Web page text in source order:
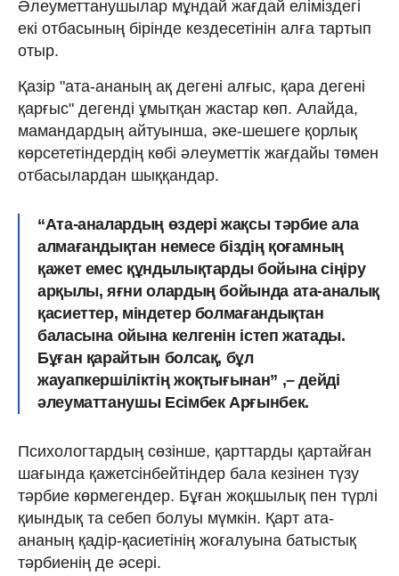
Әлеуметтанушылар мұндай жағдай еліміздегі
екі отбасының бірінде кездесетінін алға тартып
отыр.
Қазір "ата-ананың ақ дегені алғыс, қара дегені
қарғыс" дегенді ұмытқан жастар көп. Алайда,
мамандардың айтуынша, әке-шешеге қорлық
көрсететіндердің көбі әлеуметтік жағдайы төмен
отбасылардан шыққандар.
“Ата-аналардың өздері жақсы тәрбие ала
алмағандықтан немесе біздің қоғамның
қажет емес құндылықтарды бойына сіңіру
арқылы, яғни олардың бойында ата-аналық
қасиеттер, міндетер болмағандықтан
баласына ойына келгенін істеп жатады.
Бұған қарайтын болсақ, бұл
жауапкершіліктің жоқтығынан” ,– дейді
әлеуматтанушы Есімбек Арғынбек.
Психологтардың сөзінше, қарттарды қартайған
шағында қажетсінбейтіндер бала кезінен түзу
тәрбие көрмегендер. Бұған жоқшылық пен түрлі
қиындық та себеп болуы мүмкін. Қарт ата-
ананың қадір-қасиетінің жоғалуына батыстық
тәрбиенің де әсері.